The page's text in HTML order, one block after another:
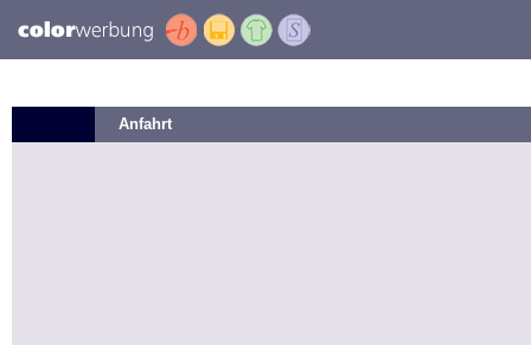
Anfahrt